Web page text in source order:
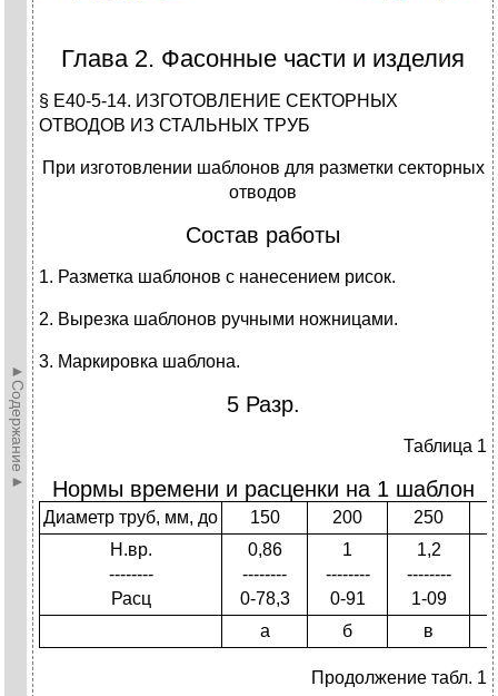
►Содержание►
Глава 2. Фасонные части и изделия
§ Е40-5-14. ИЗГОТОВЛЕНИЕ СЕКТОРНЫХ
ОТВОДОВ ИЗ СТАЛЬНЫХ ТРУБ
При изготовлении шаблонов для разметки секторных
отводов
Состав работы
1. Разметка шаблонов с нанесением рисок.
2. Вырезка шаблонов ручными ножницами.
3. Маркировка шаблона.
5 Разр.
Таблица 1
Нормы времени и расценки на 1 шаблон
Диаметр труб, мм, до 150 200 250
Н.вр.
--------
Расц
0,86
--------
0-78,3
1
--------
0-91
1,2
--------
1-09
а
б в
Продолжение табл. 1